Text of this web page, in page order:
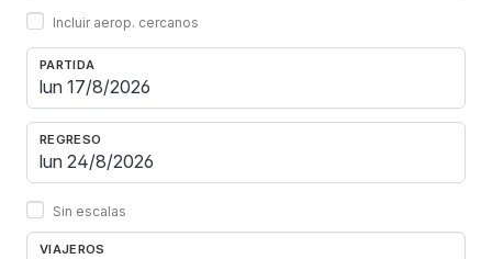
Incluir aerop. cercanos
PARTIDA
REGRESO
Sin escalas
VIAJEROS